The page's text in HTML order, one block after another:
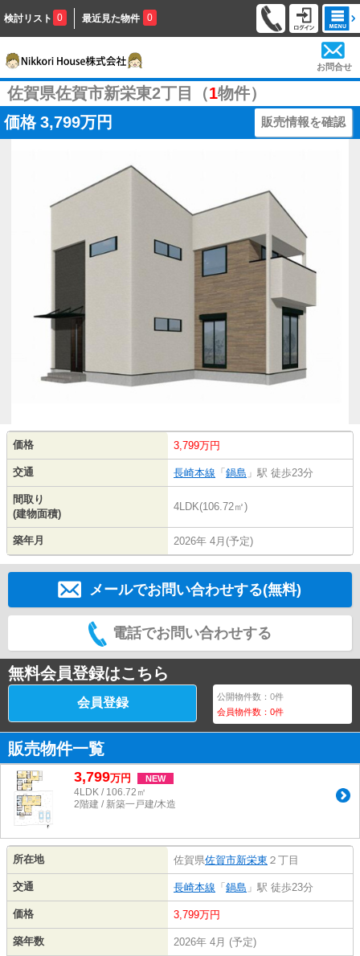
検討リスト 0 最近見た物件 0
お問合せ
佐賀県佐賀市新栄東2丁目（1物件）
価格 3,799万円 販売情報を確認
価格 3,799万円
交通 長崎本線 「 鍋島 」駅 徒歩23分
間取り
(建物面積)
4LDK(106.72㎡)
築年月 2026年 4月(予定)
メールでお問い合わせする(無料)
電話でお問い合わせする
無料会員登録はこちら
会員登録 公開物件数：0件
会員物件数：0件
販売物件一覧
3,799万円 NEW
4LDK / 106.72㎡
2階建 / 新築一戸建/木造
所在地 佐賀県佐賀市新栄東 ２丁目
交通 長崎本線 「 鍋島 」駅 徒歩23分
価格 3,799万円
築年数 2026年 4月 (予定)